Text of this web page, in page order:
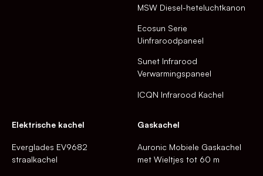
MSW Diesel-heteluchtkanon
Ecosun Serie
Uinfraroodpaneel
Sunet Infrarood
Verwarmingspaneel
ICQN Infrarood Kachel
Elektrische kachel
Everglades EV9682
straalkachel
Gaskachel
Auronic Mobiele Gaskachel
met Wieltjes tot 60 m